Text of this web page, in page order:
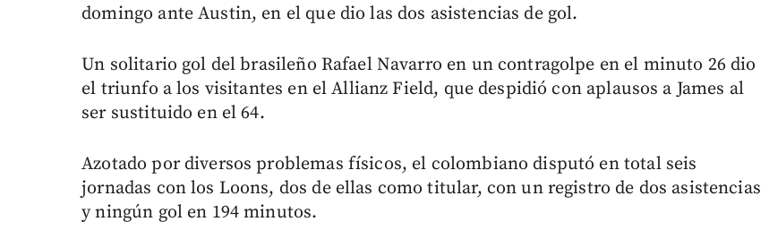
domingo ante Austin, en el que dio las dos asistencias de gol.
Un solitario gol del brasileño Rafael Navarro en un contragolpe en el minuto 26 dio
el triunfo a los visitantes en el Allianz Field, que despidió con aplausos a James al
ser sustituido en el 64.
Azotado por diversos problemas físicos, el colombiano disputó en total seis
jornadas con los Loons, dos de ellas como titular, con un registro de dos asistencias
y ningún gol en 194 minutos.